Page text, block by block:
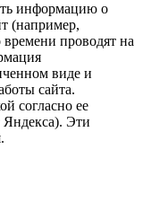
информацию о
(например,
проводят на
виде и
сайта.
согласно ее
Яндекса). Эти